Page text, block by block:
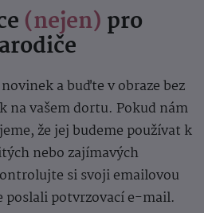
(nejen) pro
a buďte v obraze bez
na vašem dortu. Pokud nám
že jej budeme používat k
nebo zajímavých
si svoji emailovou
poslali potvrzovací e-mail.